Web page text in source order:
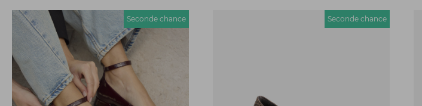
Seconde chance Seconde chance